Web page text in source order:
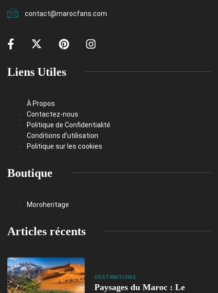
contact@marocfans.com
Liens Utiles
À Propos
Contactez-nous
Politique de Confidentialité
Conditions d’utilisation
Politique sur les cookies
Boutique
Moroheritage
Articles récents
DESTINATIONS
Paysages du Maroc : Le